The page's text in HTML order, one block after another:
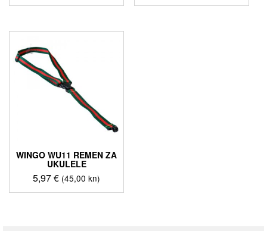
WINGO WU11 REMEN ZA
UKULELE
5,97€ (45,00 kn)